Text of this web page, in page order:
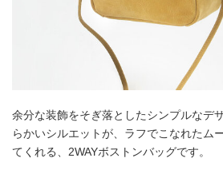
余分な装飾をそぎ落としたシンプルなデ
らかいシルエットが、ラフでこなれたム
てくれる、2WAYボストンバッグです。